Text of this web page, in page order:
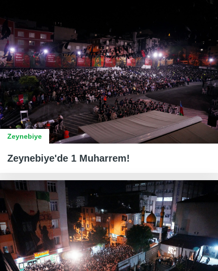
Zeynebiye
Zeynebiye'de 1 Muharrem!